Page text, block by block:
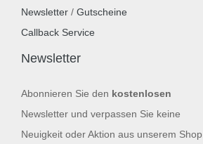
Newsletter / Gutscheine
Callback Service
Newsletter
Abonnieren Sie den kostenlosen
Newsletter und verpassen Sie keine
Neuigkeit oder Aktion aus unserem Shop.